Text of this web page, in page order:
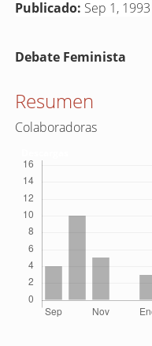
Publicado: Sep 1, 1993
Contenido
del
artículo
Debate Feminista
Resumen
Colaboradoras